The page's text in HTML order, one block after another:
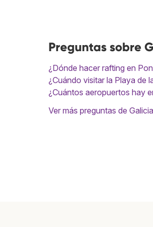
Preguntas sobre
¿Dónde hacer rafting en
¿Cuándo visitar la Playa de
¿Cuántos aeropuertos hay
Ver más preguntas de Galicia